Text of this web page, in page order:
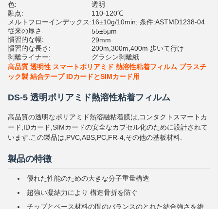
色:
透明
融点:
110-120℃
メルトフローインデックス:16±10g/10min; 条件:ASTMD1238-04
従来の厚さ:
55±5μm
慣習的な幅:
29mm
慣習的な長さ:
200m,300m,400m 歩いて行け
剥離ライナー:
グラシン剥離紙
高品質 透明性 スマートポリアミド 熱溶性粘着フィルム プラスチ
ック製 結合テープ IDカードとSIMカード用
DS-5 透明ポリアミド熱溶性粘着フィルム
高品質の透明なポリアミド熱溶融粘着膜は,コンタクトスマートカ
ード,IDカード,SIMカードの安全なカプセル化のために設計されて
います.この製品は,PVC,ABS,PC,FR-4,その他の基板材料.
製品の特徴
優れた性能のための大きな分子重量構造
超強い凝結力により 構造骨折を防ぐ
チップとベース材料の間のバランスのとれた結合強さを維